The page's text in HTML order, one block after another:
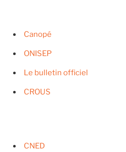
Canopé
ONISEP
Le bulletin officiel
CROUS
CNED